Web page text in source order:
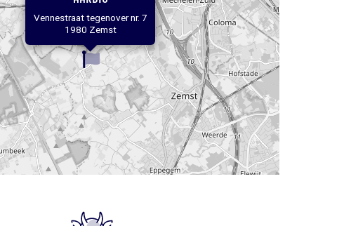
Vennestraat tegenover nr. 7
1980 Zemst